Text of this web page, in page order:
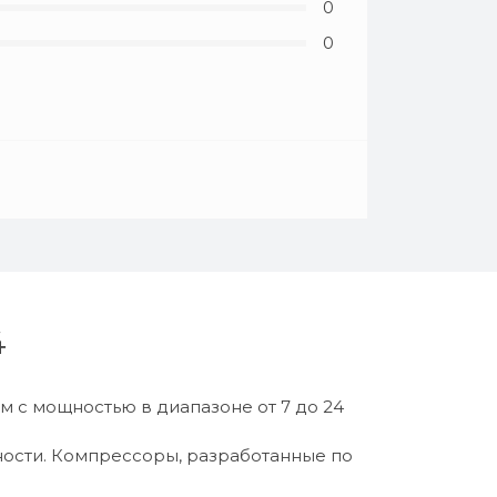
0
0
с мощностью в диапазоне от 7 до 24
Компрессоры, разработанные по